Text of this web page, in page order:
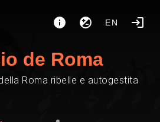
EN
de Roma
Roma ribelle e autogestita